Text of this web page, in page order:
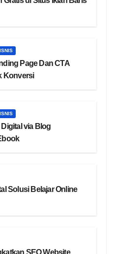
Page Dan CTA
Konversi
via Blog
Solusi Belajar Online
SEO Website